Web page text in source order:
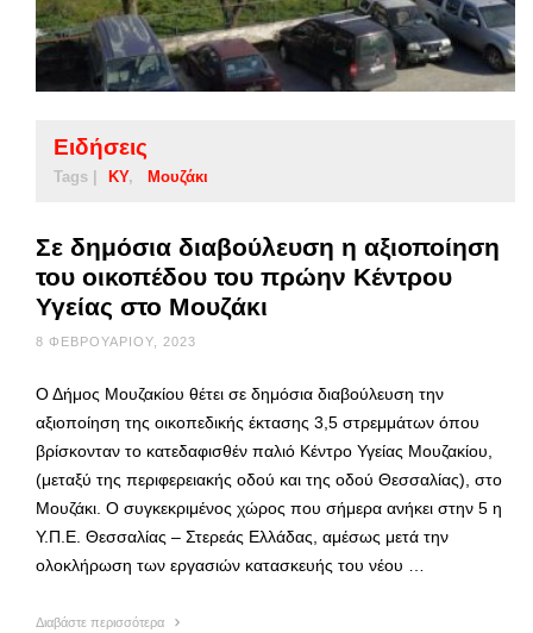
Ειδήσεις
Tags | ΚΥ Μουζάκι
Σε δημόσια διαβούλευση η αξιοποίηση
του οικοπέδου του πρώην Κέντρου
Υγείας στο Μουζάκι
8 ΦΕΒΡΟΥΑΡΊΟΥ, 2023
Ο Δήμος Μουζακίου θέτει σε δημόσια διαβούλευση την
αξιοποίηση της οικοπεδικής έκτασης 3,5 στρεμμάτων όπου
βρίσκονταν το κατεδαφισθέν παλιό Κέντρο Υγείας Μουζακίου,
(μεταξύ της περιφερειακής οδού και της οδού Θεσσαλίας), στο
Μουζάκι. Ο συγκεκριμένος χώρος που σήμερα ανήκει στην 5 η
Υ.Π.Ε. Θεσσαλίας – Στερεάς Ελλάδας, αμέσως μετά την
ολοκλήρωση των εργασιών κατασκευής του νέου …
Διαβάστε περισσότερα